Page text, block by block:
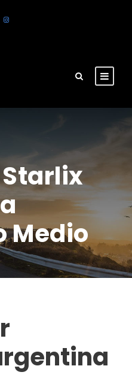
Medio